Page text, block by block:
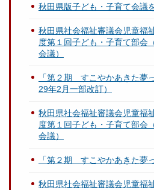
秋田県版子ども・子育て会議
秋田県社会福祉審議会児童
度第１回子ども・子育て部会
会議）
「第２期 すこやかあきた夢
29年2月一部改訂）
秋田県社会福祉審議会児童
度第１回子ども・子育て部会
会議）
「第２期 すこやかあきた夢
秋田県社会福祉審議会児童福